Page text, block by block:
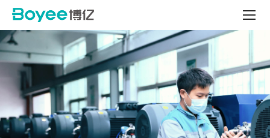
China
Bead
Mill
Manufacturer